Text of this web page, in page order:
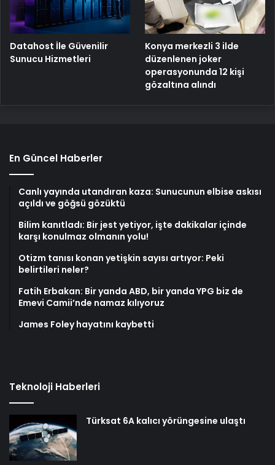
Datahost İle Güvenilir
Sunucu Hizmetleri
Konya merkezli 3 ilde
düzenlenen joker
operasyonunda 12 kişi
gözaltına alındı
En Güncel Haberler
Canlı yayında utandıran kaza: Sunucunun elbise askısı
açıldı ve göğsü gözüktü
Bilim kanıtladı: Bir jest yetiyor, işte dakikalar içinde
karşı konulmaz olmanın yolu!
Otizm tanısı konan yetişkin sayısı artıyor: Peki
belirtileri neler?
Fatih Erbakan: Bir yanda ABD, bir yanda YPG biz de
Emevi Camii’nde namaz kılıyoruz
James Foley hayatını kaybetti
Teknoloji Haberleri
Türksat 6A kalıcı yörüngesine ulaştı